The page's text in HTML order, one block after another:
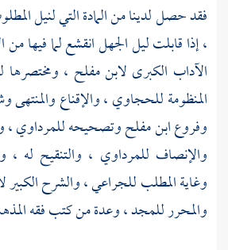
فقد حصل لدينا من المادة التي لنيل
، إذا قابلت ليل الجهل انقشع لما فيها من
الآداب الكبرى لابن مفلح ، ومختصرها
المنظومةللحجاوي، والإقناع
وفروعابن مفلحوتصحيحهللمرداوي،
والإنصاف للمرداوي ، والتنقيح له ،
وغاية المطلبللجراعي، والشرح الكبير
والمحررللمجد، وعدة من كتب فقه